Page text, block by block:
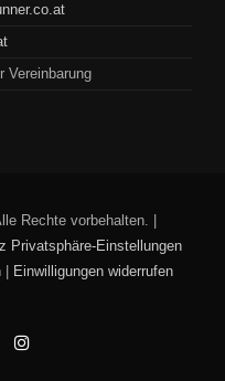
Vereinbarung
Rechte vorbehalten. |
Privatsphäre-Einstellungen
Einwilligungen widerrufen